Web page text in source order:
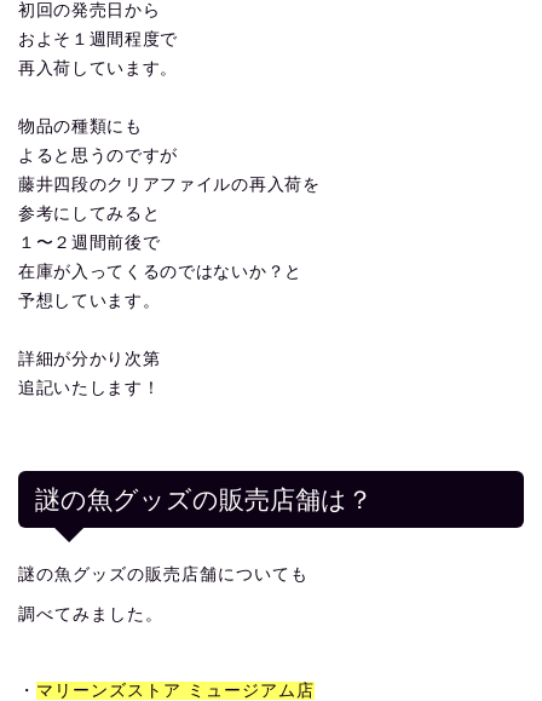
初回の発売日から
およそ１週間程度で
再入荷しています。
物品の種類にも
よると思うのですが
藤井四段のクリアファイルの再入荷を
参考にしてみると
１〜２週間前後で
在庫が入ってくるのではないか？と
予想しています。
詳細が分かり次第
追記いたします！
謎の魚グッズの販売店舗は？
謎の魚グッズの販売店舗についても
調べてみました。
・ マリーンズストア ミュージアム店